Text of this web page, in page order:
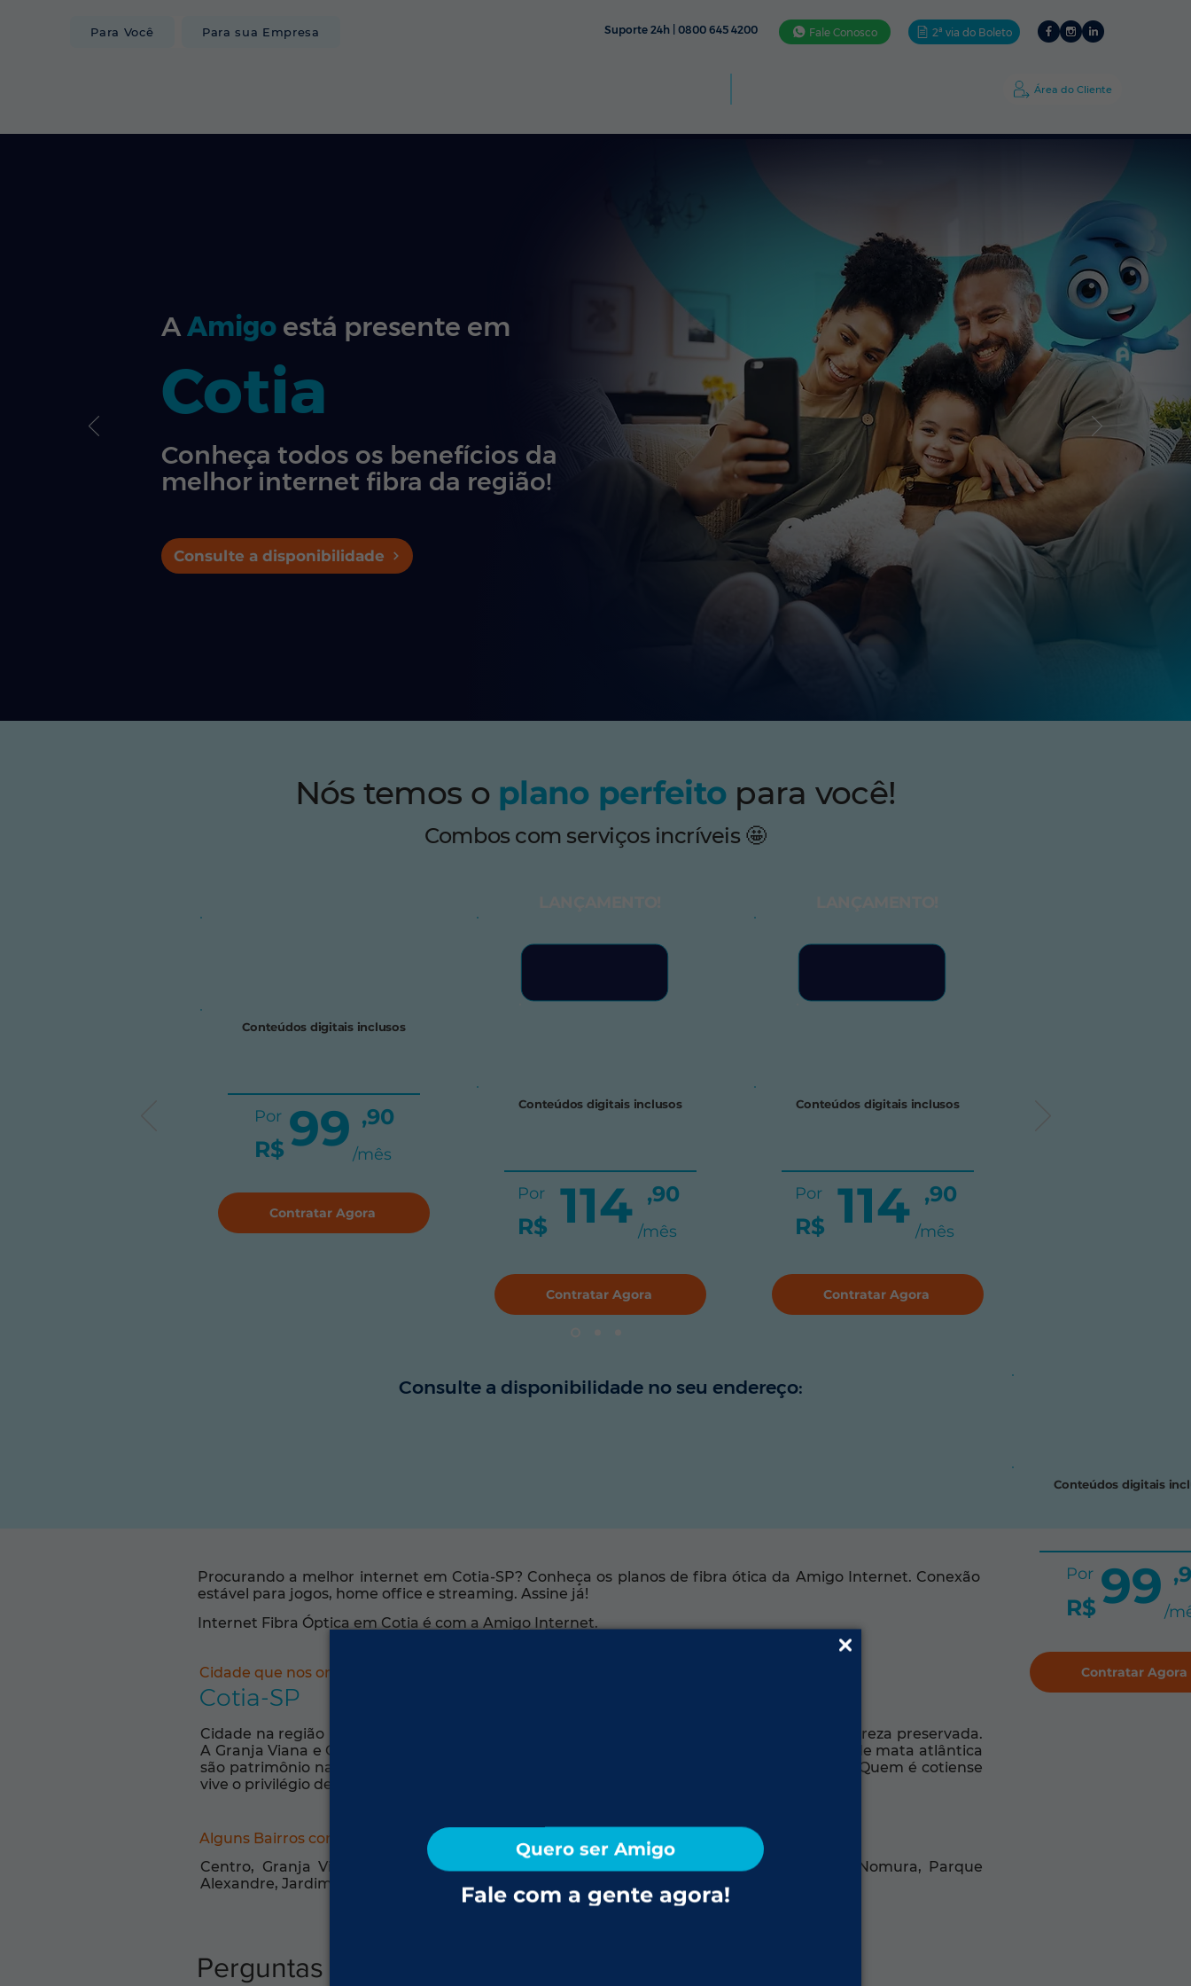
Quero ser Amigo
Fale com a gente agora!
Para Você Para sua Empresa Suporte 24h | 0800 645 4200 Fale Conosco 2ª via do Boleto
Área do Cliente
Cotia
Conheça todos os benefícios da
melhor internet fibra da região!
AAmigo está presente em
Consulte a disponibilidade
Nós temos o plano perfeito para você!
Combos com serviços incríveis 🤩
Conteúdos digitais
99
Por
R$ /
Contratar Agora
Conteúdos digitais inclusos
99
Por
R$
,90
/mês
Contratar Agora
Conteúdos digitais inclusos
114
Por
R$
,90
/mês
Contratar Agora
Conteúdos digitais inclusos
114
Por
R$
,90
/mês
Contratar Agora
Consulte a disponibilidade no seu endereço:
Procurando a melhor internet em Cotia-SP? Conheça os planos de fibra ótica da Amigo Internet. Conexão
estável para jogos, home office e streaming. Assine já!
Internet Fibra Óptica em Cotia é com a Amigo Internet.
Cidade que nos orgulha:
Cotia-SP
Cidade na região metropolitana de São Paulo que harmoniza vida urbana moderna e natureza preservada.
A Granja Viana e Caucaia do Alto representam essa diversidade. O Parque Tizo e as áreas de mata atlântica
são patrimônio natural. A produção de morangos e a culinária local completam o cenário. Quem é cotiense
vive o privilégio de estar perto da capital com qualidade de vida e verde ao redor.
Alguns Bairros com Internet da Amigo:
Centro, Granja Viana, Jardim da Glória, Caucaia do Alto, Parque São George, Jardim Nomura, Parque
Alexandre, Jardim Barbacena, Jardim Rio Cotia, Atalaia
Perguntas frequentes